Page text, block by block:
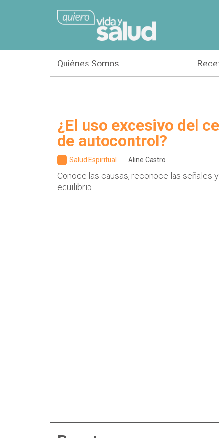
Quiénes Somos
¿El uso excesivo del
de autocontrol?
Salud Espiritual Aline Castro
Conoce las causas, reconoce las señales
equilibrio.